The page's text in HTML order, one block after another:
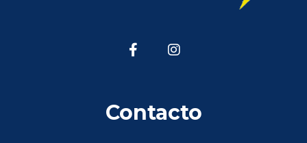
Contacto